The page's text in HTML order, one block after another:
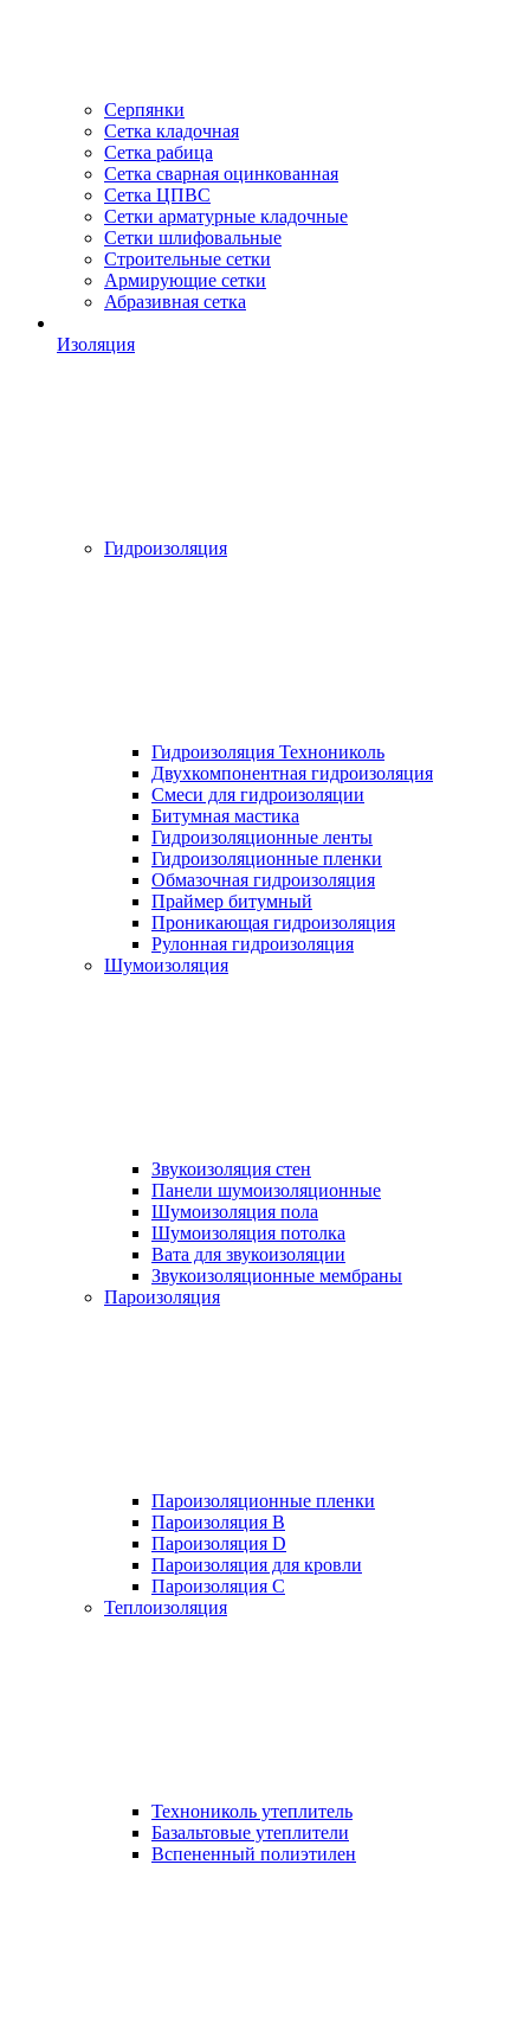
Серпянки
Сетка кладочная
Сетка рабица
Сетка сварная оцинкованная
Сетка ЦПВС
Сетки арматурные кладочные
Сетки шлифовальные
Строительные сетки
Армирующие сетки
Абразивная сетка
Изоляция
Гидроизоляция
Гидроизоляция Технониколь
Двухкомпонентная гидроизоляция
Смеси для гидроизоляции
Битумная мастика
Гидроизоляционные ленты
Гидроизоляционные пленки
Обмазочная гидроизоляция
Праймер битумный
Проникающая гидроизоляция
Рулонная гидроизоляция
Шумоизоляция
Звукоизоляция стен
Панели шумоизоляционные
Шумоизоляция пола
Шумоизоляция потолка
Вата для звукоизоляции
Звукоизоляционные мембраны
Пароизоляция
Пароизоляционные пленки
Пароизоляция B
Пароизоляция D
Пароизоляция для кровли
Пароизоляция С
Теплоизоляция
Технониколь утеплитель
Базальтовые утеплители
Вспененный полиэтилен